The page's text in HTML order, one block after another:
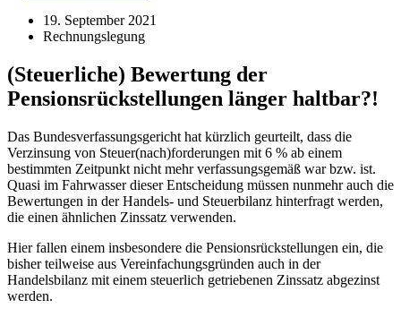
19. September 2021
Rechnungslegung
(Steuerliche) Bewertung der
Pensionsrückstellungen länger haltbar?!
Das Bundesverfassungsgericht hat kürzlich geurteilt, dass die
Verzinsung von Steuer(nach)forderungen mit 6 % ab einem
bestimmten Zeitpunkt nicht mehr verfassungsgemäß war bzw. ist.
Quasi im Fahrwasser dieser Entscheidung müssen nunmehr auch die
Bewertungen in der Handels- und Steuerbilanz hinterfragt werden,
die einen ähnlichen Zinssatz verwenden.
Hier fallen einem insbesondere die Pensionsrückstellungen ein, die
bisher teilweise aus Vereinfachungsgründen auch in der
Handelsbilanz mit einem steuerlich getriebenen Zinssatz abgezinst
werden.